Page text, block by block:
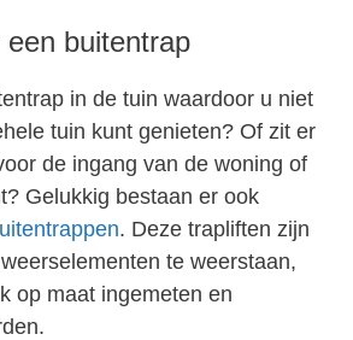
buitentrap
in de tuin waardoor u niet
tuin kunt genieten? Of zit er
de ingang van de woning of
Gelukkig bestaan er ook
. Deze trapliften zijn
te weerstaan,
op maat ingemeten en